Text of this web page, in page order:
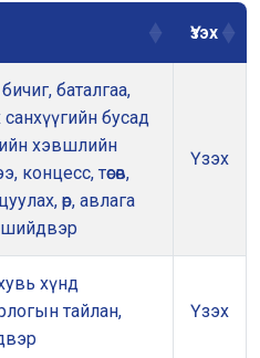
Үзэх
баталгаа,
санхүүгийн бусад
хэвшлийн
концесс, төсөв,
өр, авлага
шийдвэр
Үзэх
хүнд
тайлан,
Үзэх